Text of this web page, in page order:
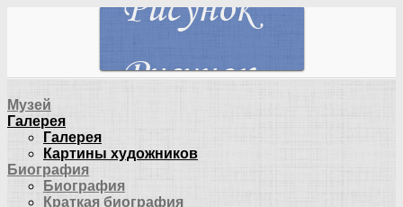
Музей
Галерея
Галерея
Картины художников
Биография
Биография
Краткая биография